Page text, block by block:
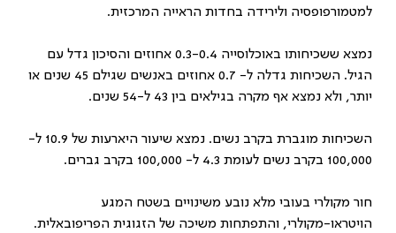
למטמורפופסיה ולירידה בחדות הראייה המרכזית.
נמצא ששכיחותו באוכלוסייה 0.3-0.4 אחוזים והסיכון גדל עם
הגיל. השכיחות גדלה ל- 0.7 אחוזים באנשים שגילם 45 שנים או
יותר, ולא נמצא אף מקרה בגילאים בין 43 ל-54 שנים.
השכיחות מוגברת בקרב נשים. נמצא שיעור היארעות של 10.9 ל-
100,000 בקרב נשים לעומת 4.3 ל- 100,000 בקרב גברים.
חור מקולרי בעובי מלא נובע משינויים בשטח המגע
הויטראו-מקולרי, והתפתחות משיכה של הזגוגית הפריפובאלית.